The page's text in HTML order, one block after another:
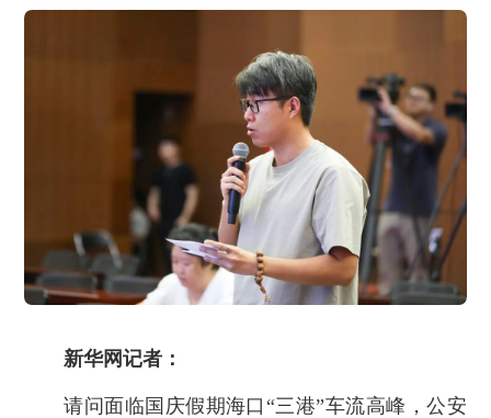
新华网记者：
请问面临国庆假期海口“三港”车流高峰，公安